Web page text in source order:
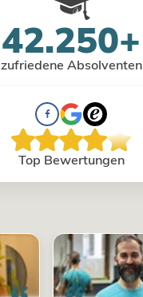
42.250+
zufriedene Absolventen
Top Bewertungen